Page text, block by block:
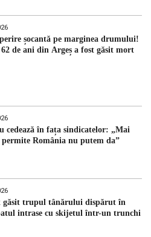
șocantă pe marginea drumului!
de ani din Argeș a fost găsit mort
cedează în fața sindicatelor: „Mai
România nu putem da”
găsit trupul tânărului dispărut în
intrase cu skijetul într-un trunchi